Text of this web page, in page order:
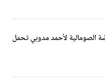
الصومالية لأحمد مدوبي تحمل